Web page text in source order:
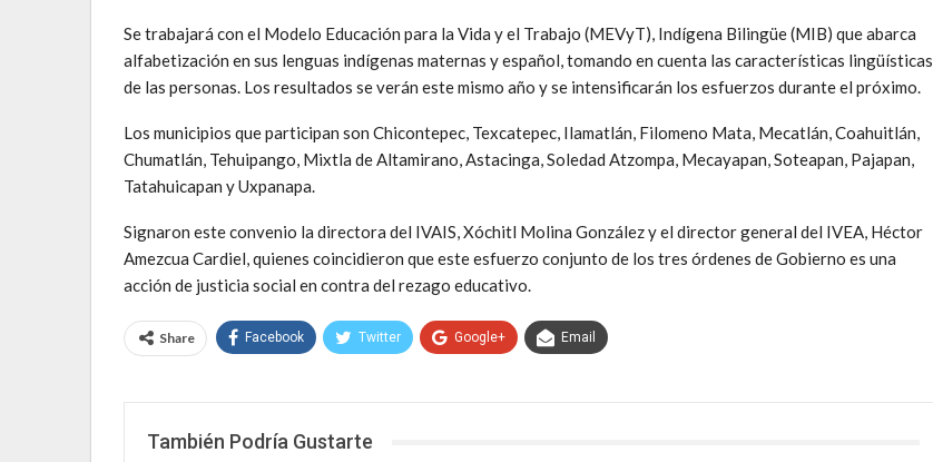
Se trabajará con el Modelo Educación para la Vida y el Trabajo (MEVyT), Indígena Bilingüe (MIB) que abarca
alfabetización en sus lenguas indígenas maternas y español, tomando en cuenta las características lingüísticas
de las personas. Los resultados se verán este mismo año y se intensificarán los esfuerzos durante el próximo.
Los municipios que participan son Chicontepec, Texcatepec, Ilamatlán, Filomeno Mata, Mecatlán, Coahuitlán,
Chumatlán, Tehuipango, Mixtla de Altamirano, Astacinga, Soledad Atzompa, Mecayapan, Soteapan, Pajapan,
Tatahuicapan y Uxpanapa.
Signaron este convenio la directora del IVAIS, Xóchitl Molina González y el director general del IVEA, Héctor
Amezcua Cardiel, quienes coincidieron que este esfuerzo conjunto de los tres órdenes de Gobierno es una
acción de justicia social en contra del rezago educativo.
Share Facebook Twitter Google+ Email
También Podría Gustarte